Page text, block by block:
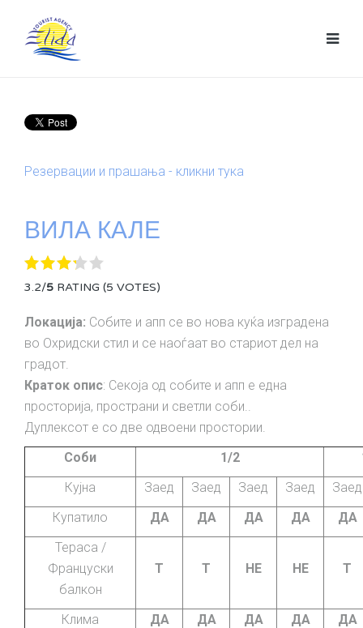
Резервации и прашања - кликни тука
ВИЛА КАЛЕ
3.2/5 RATING (5 VOTES)
Локација: Собите и апп се во нова куќа изграденa
во Охридски стил и се наоѓаат во стариот дел на
градот.
Краток опис: Секоја од собите и апп е една
просторија, пространи и светли соби..
Дуплексот е со две одвоени простории.
Соби
1/2
Кујна
Заед Заед Заед Заед
Заед
Купатило
ДА ДА ДА ДА
ДА
Тераса /
Француски
балкон
Т Т НЕ НЕ Т
Клима ДА ДА ДА ДА
ДА